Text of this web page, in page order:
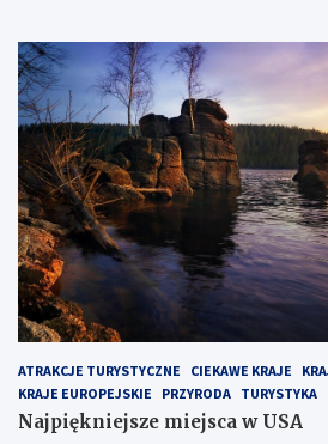
ATRAKCJE TURYSTYCZNE CIEKAWE KRAJE
KRAJE EUROPEJSKIE
PRZYRODA TURYSTYKA
Najpiękniejsze miejsca w USA